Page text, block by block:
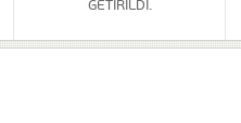
GETİRİLDİ.